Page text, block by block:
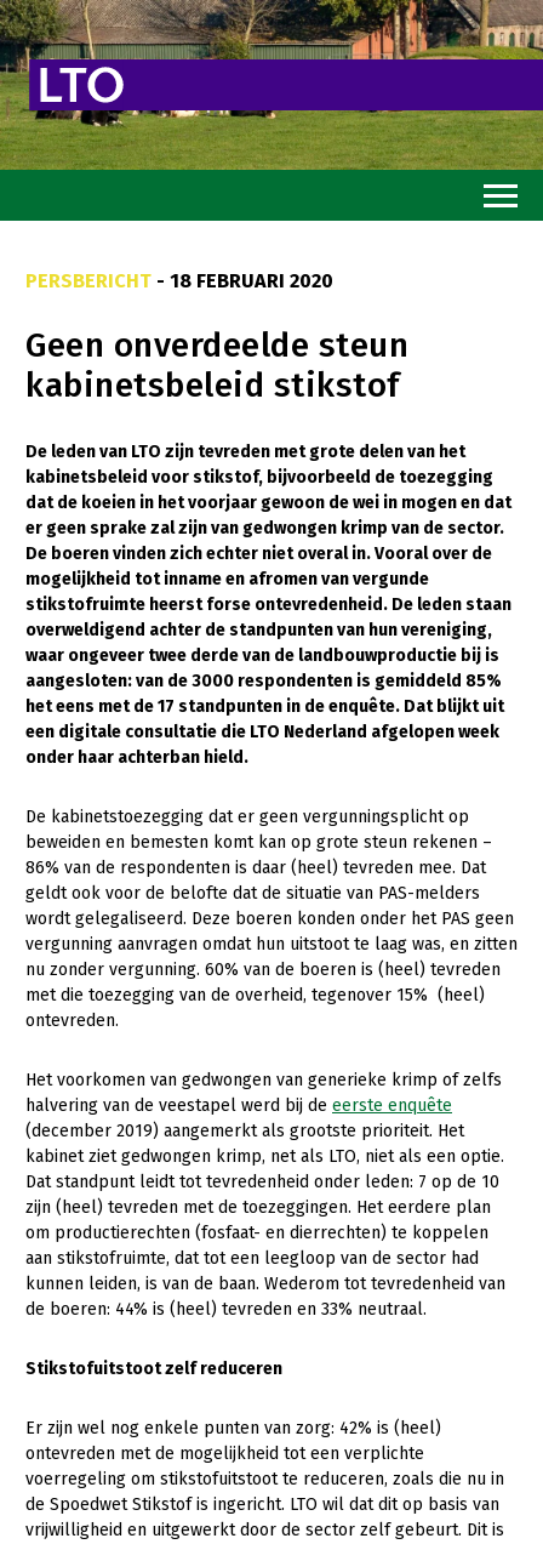
Goed eten
Mooi groen
Sterk ondernemerschap
Transitiepaden
Thema’s
Gezonde planten
Gezonde dieren
Natuur, klimaat en energie
Bodem en water
Platteland en omgeving
Internationaal
Sectoren
Dier
Biologische Landbouw
Kalverhouderij
Konijnenhouderij
Melkveehouderij
Paardenhouderij
Pluimveehouderij
Schapenhouderij
Plant
Akkerbouw
Biologische Landbouw
PERSBERICHT - 18 FEBRUARI 2020
Geen onverdeelde steun
kabinetsbeleid stikstof
De leden van LTO zijn tevreden met grote delen van het
kabinetsbeleid voor stikstof, bijvoorbeeld de toezegging
dat de koeien in het voorjaar gewoon de wei in mogen en dat
er geen sprake zal zijn van gedwongen krimp van de sector.
De boeren vinden zich echter niet overal in. Vooral over de
mogelijkheid tot inname en afromen van vergunde
stikstofruimte heerst forse ontevredenheid. De leden staan
overweldigend achter de standpunten van hun vereniging,
waar ongeveer twee derde van de landbouwproductie bij is
aangesloten: van de 3000 respondenten is gemiddeld 85%
het eens met de 17 standpunten in de enquête. Dat blijkt uit
een digitale consultatie die LTO Nederland afgelopen week
onder haar achterban hield.
De kabinetstoezegging dat er geen vergunningsplicht op
beweiden en bemesten komt kan op grote steun rekenen –
86% van de respondenten is daar (heel) tevreden mee. Dat
geldt ook voor de belofte dat de situatie van PAS-melders
wordt gelegaliseerd. Deze boeren konden onder het PAS geen
vergunning aanvragen omdat hun uitstoot te laag was, en zitten
nu zonder vergunning. 60% van de boeren is (heel) tevreden
met die toezegging van de overheid, tegenover 15% (heel)
ontevreden.
Het voorkomen van gedwongen van generieke krimp of zelfs
halvering van de veestapel werd bij de eerste enquête
(december 2019) aangemerkt als grootste prioriteit. Het
kabinet ziet gedwongen krimp, net als LTO, niet als een optie.
Dat standpunt leidt tot tevredenheid onder leden: 7 op de 10
zijn (heel) tevreden met de toezeggingen. Het eerdere plan
om productierechten (fosfaat- en dierrechten) te koppelen
aan stikstofruimte, dat tot een leegloop van de sector had
kunnen leiden, is van de baan. Wederom tot tevredenheid van
de boeren: 44% is (heel) tevreden en 33% neutraal.
Stikstofuitstoot zelf reduceren
Er zijn wel nog enkele punten van zorg: 42% is (heel)
ontevreden met de mogelijkheid tot een verplichte
voerregeling om stikstofuitstoot te reduceren, zoals die nu in
de Spoedwet Stikstof is ingericht. LTO wil dat dit op basis van
vrijwilligheid en uitgewerkt door de sector zelf gebeurt. Dit is